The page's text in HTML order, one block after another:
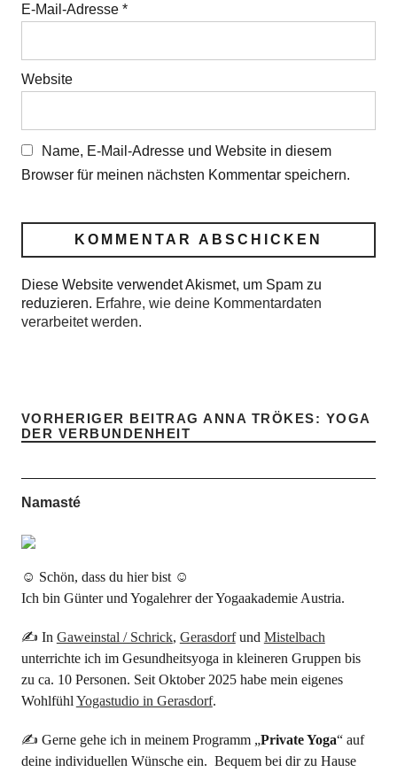
E-Mail-Adresse *
Website
Name, E-Mail-Adresse und Website in diesem
Browser für meinen nächsten Kommentar speichern.
Diese Website verwendet Akismet, um Spam zu
reduzieren. Erfahre, wie deine Kommentardaten
verarbeitet werden.
VORHERIGER BEITRAG ANNA TRÖKES: YOGA
DER VERBUNDENHEIT
Namasté
☺ Schön, dass du hier bist ☺
Ich bin Günter und Yogalehrer der Yogaakademie Austria.
✍ In Gaweinstal / Schrick, Gerasdorfund Mistelbach
unterrichte ich im Gesundheitsyoga in kleineren Gruppen bis
zu ca. 10 Personen. Seit Oktober 2025 habe mein eigenes
Wohlfühl Yogastudio in Gerasdorf.
✍ Gerne gehe ich in meinem Programm „Private Yoga“ auf
deine individuellen Wünsche ein. Bequem bei dir zu Hause